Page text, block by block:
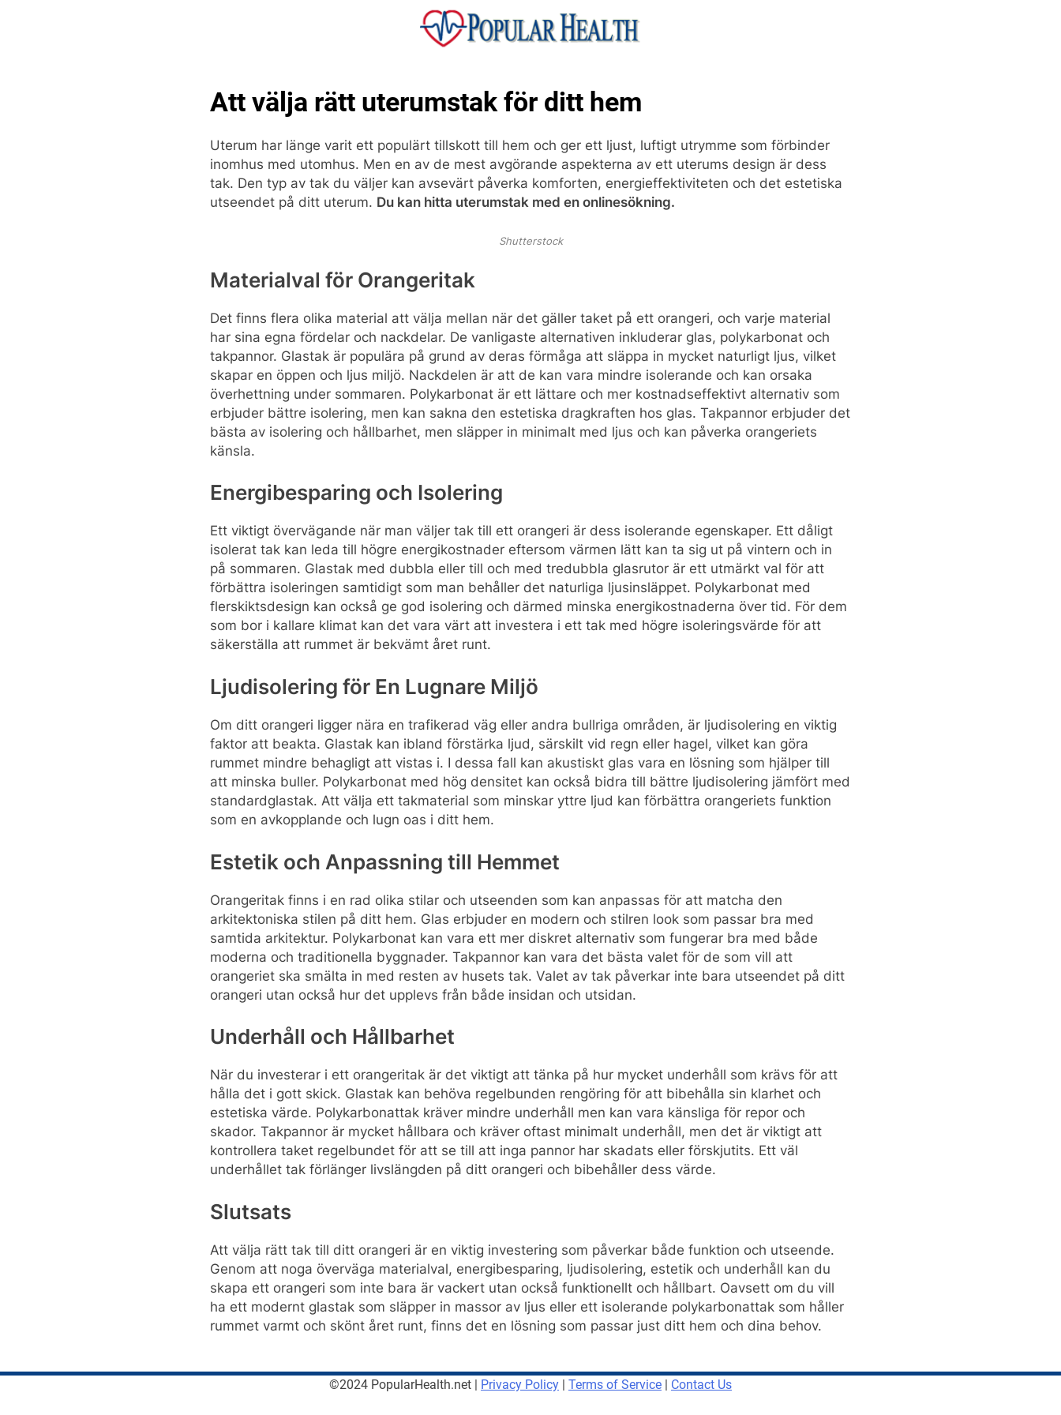
Att välja rätt uterumstak för ditt hem
Uterum har länge varit ett populärt tillskott till hem och ger ett ljust, luftigt utrymme som förbinder
inomhus med utomhus. Men en av de mest avgörande aspekterna av ett uterums design är dess
tak. Den typ av tak du väljer kan avsevärt påverka komforten, energieffektiviteten och det estetiska
utseendet på ditt uterum. Du kan hitta uterumstak med en onlinesökning.
Shutterstock
Materialval för Orangeritak
Det finns flera olika material att välja mellan när det gäller taket på ett orangeri, och varje material
har sina egna fördelar och nackdelar. De vanligaste alternativen inkluderar glas, polykarbonat och
takpannor. Glastak är populära på grund av deras förmåga att släppa in mycket naturligt ljus, vilket
skapar en öppen och ljus miljö. Nackdelen är att de kan vara mindre isolerande och kan orsaka
överhettning under sommaren. Polykarbonat är ett lättare och mer kostnadseffektivt alternativ som
erbjuder bättre isolering, men kan sakna den estetiska dragkraften hos glas. Takpannor erbjuder det
bästa av isolering och hållbarhet, men släpper in minimalt med ljus och kan påverka orangeriets
känsla.
Energibesparing och Isolering
Ett viktigt övervägande när man väljer tak till ett orangeri är dess isolerande egenskaper. Ett dåligt
isolerat tak kan leda till högre energikostnader eftersom värmen lätt kan ta sig ut på vintern och in
på sommaren. Glastak med dubbla eller till och med tredubbla glasrutor är ett utmärkt val för att
förbättra isoleringen samtidigt som man behåller det naturliga ljusinsläppet. Polykarbonat med
flerskiktsdesign kan också ge god isolering och därmed minska energikostnaderna över tid. För dem
som bor i kallare klimat kan det vara värt att investera i ett tak med högre isoleringsvärde för att
säkerställa att rummet är bekvämt året runt.
Ljudisolering för En Lugnare Miljö
Om ditt orangeri ligger nära en trafikerad väg eller andra bullriga områden, är ljudisolering en viktig
faktor att beakta. Glastak kan ibland förstärka ljud, särskilt vid regn eller hagel, vilket kan göra
rummet mindre behagligt att vistas i. I dessa fall kan akustiskt glas vara en lösning som hjälper till
att minska buller. Polykarbonat med hög densitet kan också bidra till bättre ljudisolering jämfört med
standardglastak. Att välja ett takmaterial som minskar yttre ljud kan förbättra orangeriets funktion
som en avkopplande och lugn oas i ditt hem.
Estetik och Anpassning till Hemmet
Orangeritak finns i en rad olika stilar och utseenden som kan anpassas för att matcha den
arkitektoniska stilen på ditt hem. Glas erbjuder en modern och stilren look som passar bra med
samtida arkitektur. Polykarbonat kan vara ett mer diskret alternativ som fungerar bra med både
moderna och traditionella byggnader. Takpannor kan vara det bästa valet för de som vill att
orangeriet ska smälta in med resten av husets tak. Valet av tak påverkar inte bara utseendet på ditt
orangeri utan också hur det upplevs från både insidan och utsidan.
Underhåll och Hållbarhet
När du investerar i ett orangeritak är det viktigt att tänka på hur mycket underhåll som krävs för att
hålla det i gott skick. Glastak kan behöva regelbunden rengöring för att bibehålla sin klarhet och
estetiska värde. Polykarbonattak kräver mindre underhåll men kan vara känsliga för repor och
skador. Takpannor är mycket hållbara och kräver oftast minimalt underhåll, men det är viktigt att
kontrollera taket regelbundet för att se till att inga pannor har skadats eller förskjutits. Ett väl
underhållet tak förlänger livslängden på ditt orangeri och bibehåller dess värde.
Slutsats
Att välja rätt tak till ditt orangeri är en viktig investering som påverkar både funktion och utseende.
Genom att noga överväga materialval, energibesparing, ljudisolering, estetik och underhåll kan du
skapa ett orangeri som inte bara är vackert utan också funktionellt och hållbart. Oavsett om du vill
ha ett modernt glastak som släpper in massor av ljus eller ett isolerande polykarbonattak som håller
rummet varmt och skönt året runt, finns det en lösning som passar just ditt hem och dina behov.
©2024 PopularHealth.net | Privacy Policy | Terms of Service | Contact Us